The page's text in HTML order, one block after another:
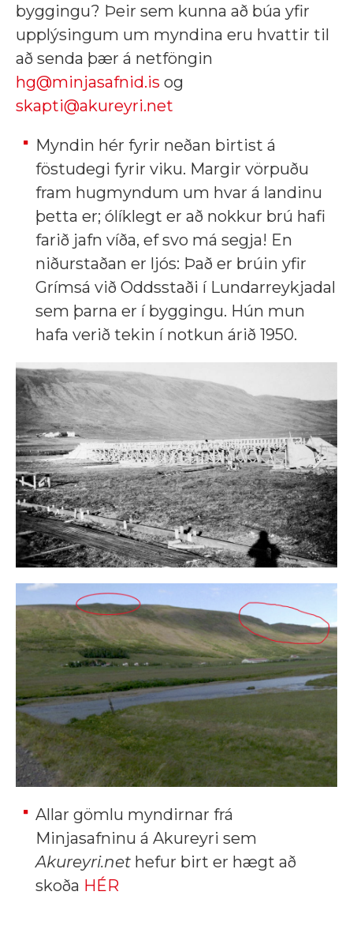
byggingu? Þeir sem kunna að búa yfir
upplýsingum um myndina eru hvattir til
að senda þær á netföngin
hg@minjasafnid.is og
skapti@akureyri.net
Myndin hér fyrir neðan birtist á
föstudegi fyrir viku. Margir vörpuðu
fram hugmyndum um hvar á landinu
þetta er; ólíklegt er að nokkur brú hafi
farið jafn víða, ef svo má segja! En
niðurstaðan er ljós: Það er brúin yfir
Grímsá við Oddsstaði í Lundarreykjadal
sem þarna er í byggingu. Hún mun
hafa verið tekin í notkun árið 1950.
Allar gömlu myndirnar frá
Minjasafninu á Akureyri sem
Akureyri.net hefur birt er hægt að
skoða HÉR